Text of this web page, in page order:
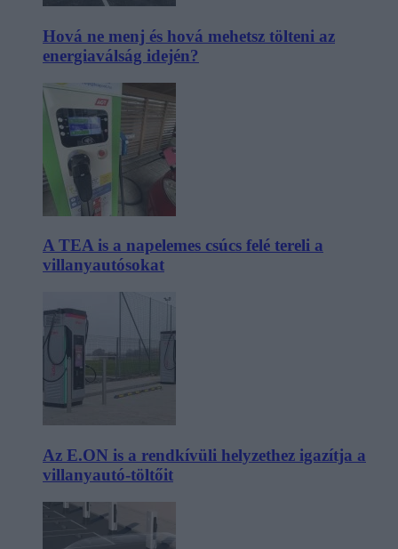
Hová ne menj és hová mehetsz tölteni az
energiaválság idején?
A TEA is a napelemes csúcs felé tereli a
villanyautósokat
Az E.ON is a rendkívüli helyzethez igazítja a
villanyautó-töltőit